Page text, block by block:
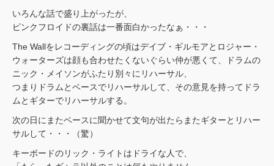
いろんな話で盛り上がったが、
ピンクフロイドの裏話は一番面白かったなぁ・・・
The Wallをレコーディングの頃はデイブ・ギルモアとロジャー・
ウォーターズは顔も合わせたくないぐらい仲が悪くて、ドラムの
ニック・メイソンがふたり別々にリハーサル、
つまりドラムとベースでリハーサルして、その意見を持ってドラ
ムとギターでリハーサルする。
次の日にまたベースに聞かせて文句が出たらまたギターとリハー
サルして・・・（驚）
キーボードのリック・ライトはドライな人で、